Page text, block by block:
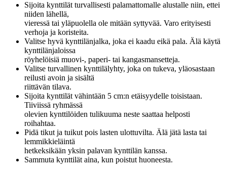
Sijoita kynttilät turvallisesti palamattomalle alustalle niin, ettei
niiden lähellä,
vieressä tai yläpuolella ole mitään syttyvää. Varo erityisesti
verhoja ja koristeita.
Valitse hyvä kynttilänjalka, joka ei kaadu eikä pala. Älä käytä
kynttilänjaloissa
röyhelöisiä muovi-, paperi- tai kangasmansetteja.
Valitse turvallinen kynttilälyhty, joka on tukeva, yläosastaan
reilusti avoin ja sisältä
riittävän tilava.
Sijoita kynttilät vähintään 5 cm:n etäisyydelle toisistaan.
Tiiviissä ryhmässä
olevien kynttilöiden tulikuuma neste saattaa helposti
roihahtaa.
Pidä tikut ja tuikut pois lasten ulottuvilta. Älä jätä lasta tai
lemmikkieläintä
hetkeksikään yksin palavan kynttilän kanssa.
Sammuta kynttilät aina, kun poistut huoneesta.